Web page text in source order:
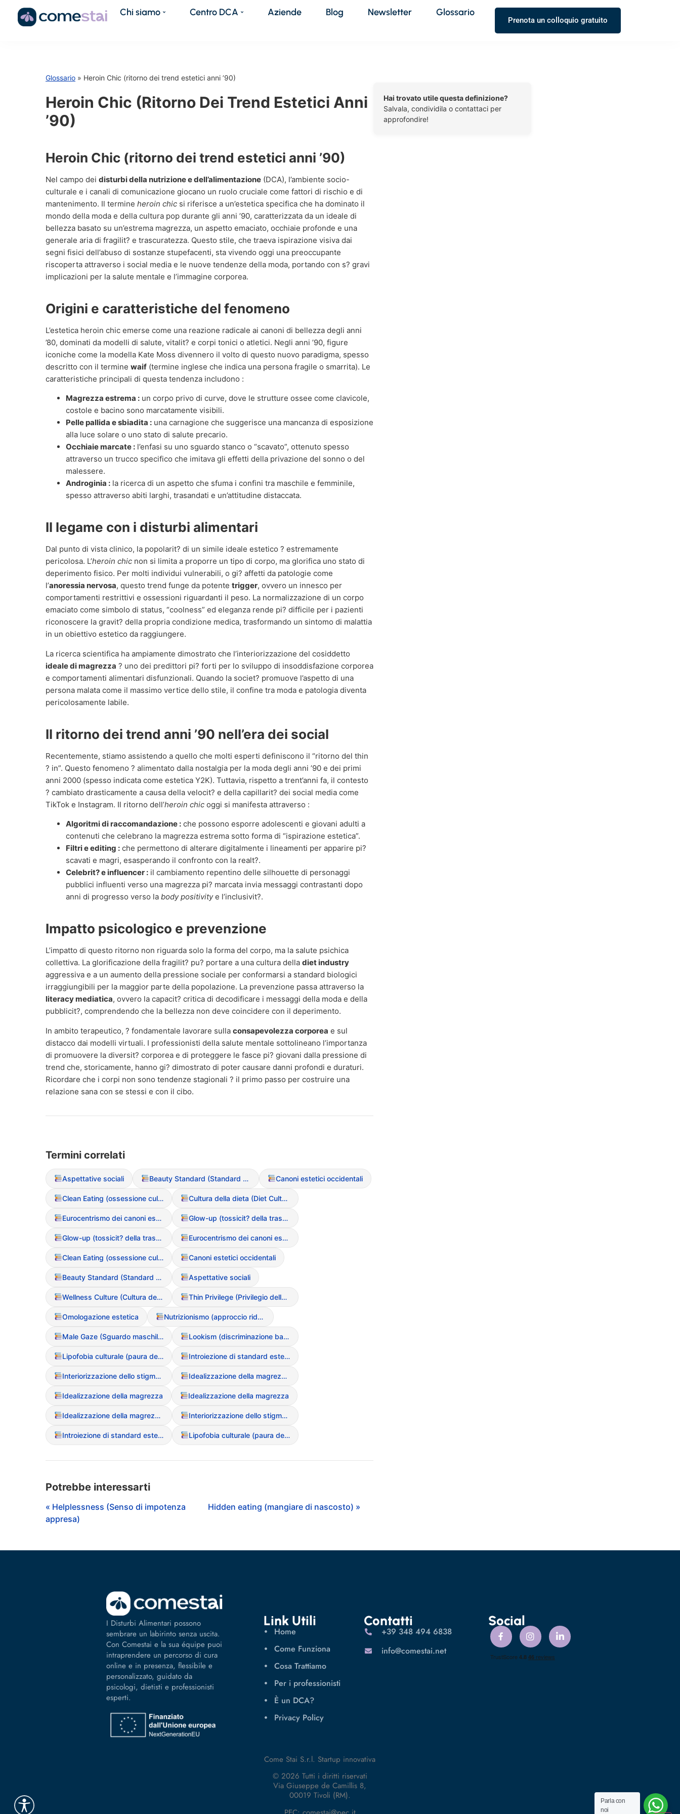
Chi siamo Centro DCA Aziende Blog Newsletter Glossario
Prenota un colloquio gratuito
Glossario » Heroin Chic (ritorno dei trend estetici anni ’90)
Heroin Chic (ritorno Dei Trend Estetici Anni
’90)
Heroin Chic (ritorno dei trend estetici anni ’90)
Nel campo dei disturbi della nutrizione e dell’alimentazione (DCA), l’ambiente socio-
culturale e i canali di comunicazione giocano un ruolo cruciale come fattori di rischio e di
mantenimento. Il termine heroin chic si riferisce a un’estetica specifica che ha dominato il
mondo della moda e della cultura pop durante gli anni ’90, caratterizzata da un ideale di
bellezza basato su un’estrema magrezza, un aspetto emaciato, occhiaie profonde e una
generale aria di fragilit? e trascuratezza. Questo stile, che traeva ispirazione visiva dai
segni fisici dell’abuso di sostanze stupefacenti, sta vivendo oggi una preoccupante
riscoperta attraverso i social media e le nuove tendenze della moda, portando con s? gravi
implicazioni per la salute mentale e l’immagine corporea.
Origini e caratteristiche del fenomeno
L’estetica heroin chic emerse come una reazione radicale ai canoni di bellezza degli anni
’80, dominati da modelli di salute, vitalit? e corpi tonici o atletici. Negli anni ’90, figure
iconiche come la modella Kate Moss divennero il volto di questo nuovo paradigma, spesso
descritto con il termine waif (termine inglese che indica una persona fragile o smarrita). Le
caratteristiche principali di questa tendenza includono :
Magrezza estrema : un corpo privo di curve, dove le strutture ossee come clavicole,
costole e bacino sono marcatamente visibili.
Pelle pallida e sbiadita : una carnagione che suggerisce una mancanza di esposizione
alla luce solare o uno stato di salute precario.
Occhiaie marcate : l’enfasi su uno sguardo stanco o “scavato”, ottenuto spesso
attraverso un trucco specifico che imitava gli effetti della privazione del sonno o del
malessere.
Androginia : la ricerca di un aspetto che sfuma i confini tra maschile e femminile,
spesso attraverso abiti larghi, trasandati e un’attitudine distaccata.
Il legame con i disturbi alimentari
Dal punto di vista clinico, la popolarit? di un simile ideale estetico ? estremamente
pericolosa. L’heroin chic non si limita a proporre un tipo di corpo, ma glorifica uno stato di
deperimento fisico. Per molti individui vulnerabili, o gi? affetti da patologie come
l’anoressia nervosa, questo trend funge da potente trigger, ovvero un innesco per
comportamenti restrittivi e ossessioni riguardanti il peso. La normalizzazione di un corpo
emaciato come simbolo di status, “coolness” ed eleganza rende pi? difficile per i pazienti
riconoscere la gravit? della propria condizione medica, trasformando un sintomo di malattia
in un obiettivo estetico da raggiungere.
La ricerca scientifica ha ampiamente dimostrato che l’interiorizzazione del cosiddetto
ideale di magrezza ? uno dei predittori pi? forti per lo sviluppo di insoddisfazione corporea
e comportamenti alimentari disfunzionali. Quando la societ? promuove l’aspetto di una
persona malata come il massimo vertice dello stile, il confine tra moda e patologia diventa
pericolosamente labile.
Il ritorno dei trend anni ’90 nell’era dei social
Recentemente, stiamo assistendo a quello che molti esperti definiscono il “ritorno del thin
? in”. Questo fenomeno ? alimentato dalla nostalgia per la moda degli anni ’90 e dei primi
anni 2000 (spesso indicata come estetica Y2K). Tuttavia, rispetto a trent’anni fa, il contesto
? cambiato drasticamente a causa della velocit? e della capillarit? dei social media come
TikTok e Instagram. Il ritorno dell’heroin chic oggi si manifesta attraverso :
Algoritmi di raccomandazione : che possono esporre adolescenti e giovani adulti a
contenuti che celebrano la magrezza estrema sotto forma di “ispirazione estetica”.
Filtri e editing : che permettono di alterare digitalmente i lineamenti per apparire pi?
scavati e magri, esasperando il confronto con la realt?.
Celebrit? e influencer : il cambiamento repentino delle silhouette di personaggi
pubblici influenti verso una magrezza pi? marcata invia messaggi contrastanti dopo
anni di progresso verso la body positivitye l’inclusivit?.
Impatto psicologico e prevenzione
L’impatto di questo ritorno non riguarda solo la forma del corpo, ma la salute psichica
collettiva. La glorificazione della fragilit? pu? portare a una cultura della diet industry
aggressiva e a un aumento della pressione sociale per conformarsi a standard biologici
irraggiungibili per la maggior parte della popolazione. La prevenzione passa attraverso la
literacy mediatica, ovvero la capacit? critica di decodificare i messaggi della moda e della
pubblicit?, comprendendo che la bellezza non deve coincidere con il deperimento.
In ambito terapeutico, ? fondamentale lavorare sulla consapevolezza corporea e sul
distacco dai modelli virtuali. I professionisti della salute mentale sottolineano l’importanza
di promuovere la diversit? corporea e di proteggere le fasce pi? giovani dalla pressione di
trend che, storicamente, hanno gi? dimostrato di poter causare danni profondi e duraturi.
Ricordare che i corpi non sono tendenze stagionali ? il primo passo per costruire una
relazione sana con se stessi e con il cibo.
Termini correlati
Aspettative sociali Beauty Standard (Standard di bellezza) Canoni estetici occidentali
Clean Eating (ossessione culturale per il cibo “puro”) Cultura della dieta (Diet Culture)
Eurocentrismo dei canoni estetici Glow-up (tossicit? della trasformazione fisica rapida)
Glow-up (tossicit? della trasformazione fisica rapida) Eurocentrismo dei canoni estetici
Clean Eating (ossessione culturale per il cibo “puro”) Canoni estetici occidentali
Beauty Standard (Standard di bellezza) Aspettative sociali
Wellness Culture (Cultura del benessere come copertura per DCA) Thin Privilege (Privilegio della magrezza)
Omologazione estetica Nutrizionismo (approccio riduzionista al cibo)
Male Gaze (Sguardo maschile e oggettivazione) Lookism (discriminazione basata sull’aspetto)
Lipofobia culturale (paura dei grassi) Introiezione di standard estetici
Interiorizzazione dello stigma di peso Idealizzazione della magrezza (Media)
Idealizzazione della magrezza Idealizzazione della magrezza
Idealizzazione della magrezza (Media) Interiorizzazione dello stigma di peso
Introiezione di standard estetici Lipofobia culturale (paura dei grassi)
Potrebbe interessarti
« Helplessness (Senso di impotenza
appresa)
Hidden eating (mangiare di nascosto) »
Hai trovato utile questa definizione?
Salvala, condividila o contattaci per
approfondire!
I Disturbi Alimentari possono
sembrare un labirinto senza uscita.
Con Comestai e la sua équipe puoi
intraprendere un percorso di cura
online e in presenza, flessibile e
personalizzato, guidato da
psicologi, dietisti e professionisti
esperti.
Link Utili
Home
Come Funziona
Cosa Trattiamo
Per i professionisti
È un DCA?
Privacy Policy
Contatti
‪+39 348 494 6838
info@comestai.net
Social
Come Stai S.r.l. Startup innovativa
© 2026 Tutti i diritti riservati
Via Giuseppe de Camillis 8,
00019 Tivoli (RM).
Parla con
noi